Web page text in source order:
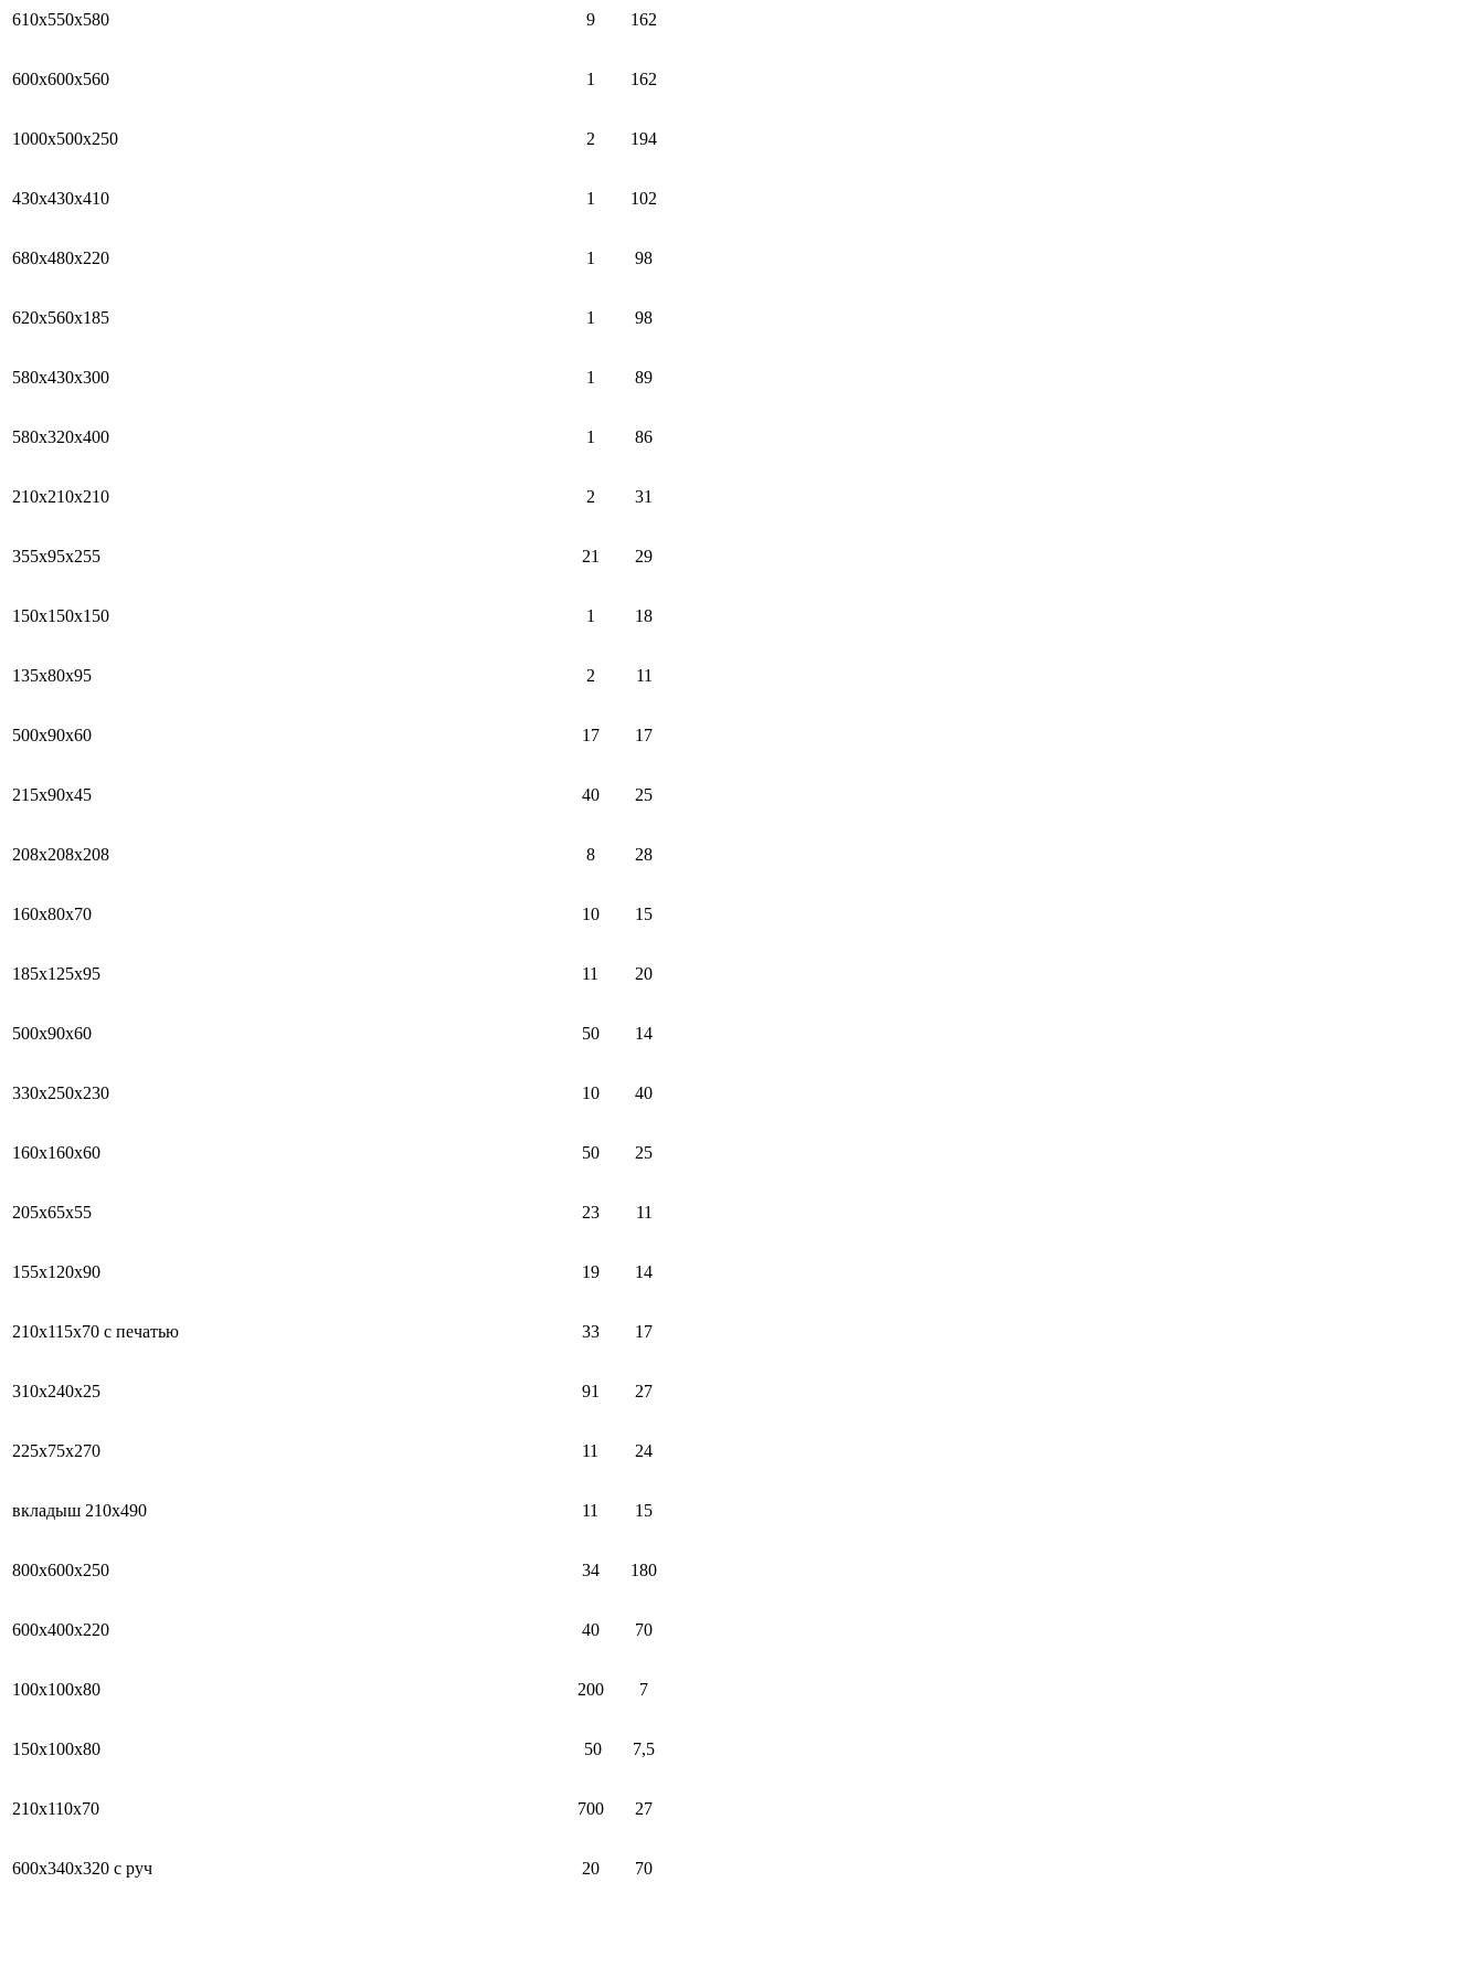
610х550х580 9 162
600х600х560 1 162
1000х500х250 2 194
430х430х410 1 102
680х480х220 1 98
620х560х185 1 98
580х430х300 1 89
580х320х400 1 86
210х210х210 2 31
355х95х255 21 29
150х150х150 1 18
135х80х95 2 11
500х90х60 17 17
215х90х45 40 25
208х208х208 8 28
160х80х70 10 15
185х125х95 11 20
500х90х60 50 14
330х250х230 10 40
160х160х60 50 25
205х65х55 23 11
155х120х90 19 14
210х115х70 с печатью 33 17
310х240х25 91 27
225х75х270 11 24
вкладыш 210х490 11 15
800х600х250 34 180
600х400х220 40 70
100х100х80 200 7
150х100х80 50 7,5
210х110х70 700 27
600х340х320 с руч 20 70